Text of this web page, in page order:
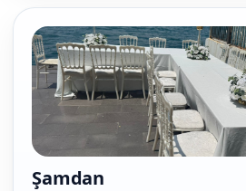
Şamdan